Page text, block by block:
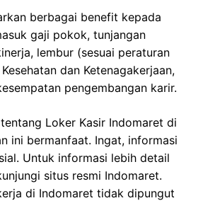
berbagai benefit kepada
gaji pokok, tunjangan
lembur (sesuai peraturan
dan Ketenagakerjaan,
pengembangan karir.
Loker Kasir Indomaret di
ini bermanfaat. Ingat, informasi
Untuk informasi lebih detail
situs resmi Indomaret.
di Indomaret tidak dipungut